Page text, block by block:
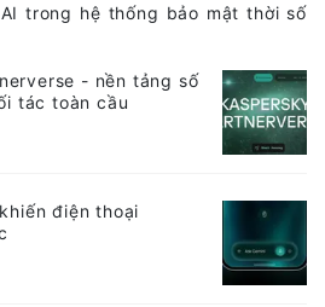
trong hệ thống bảo mật thời số
- nền tảng số
tác toàn cầu
điện thoại